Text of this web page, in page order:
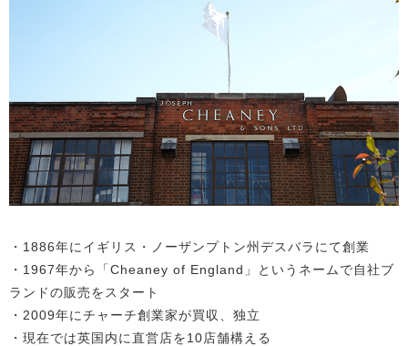
・1886年にイギリス・ノーザンプトン州デスバラにて創業
・1967年から「Cheaney of England」というネームで自社ブ
ランドの販売をスタート
・2009年にチャーチ創業家が買収、独立
・現在では英国内に直営店を10店舗構える